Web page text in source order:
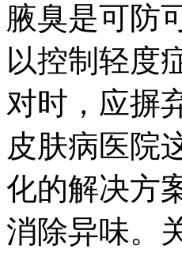
腋臭是可防
以控制轻度
对时，应摒
皮肤病医院
化的解决方
消除异味。